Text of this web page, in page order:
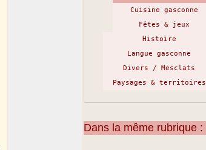
Cuisine gasconne
Fêtes & jeux
Histoire
Langue gasconne
Divers / Mesclats
Paysages & territoires
Dans la même rubrique :